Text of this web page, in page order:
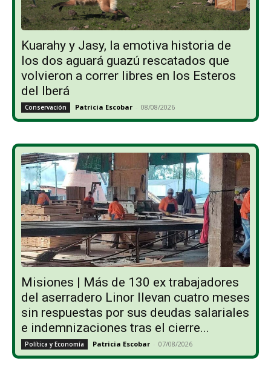
Kuarahy y Jasy, la emotiva historia de
los dos aguará guazú rescatados que
volvieron a correr libres en los Esteros
del Iberá
Conservación Patricia Escobar - 08/08/2026
Misiones | Más de 130 ex trabajadores
del aserradero Linor llevan cuatro meses
sin respuestas por sus deudas salariales
e indemnizaciones tras el cierre...
Política y Economía Patricia Escobar - 07/08/2026